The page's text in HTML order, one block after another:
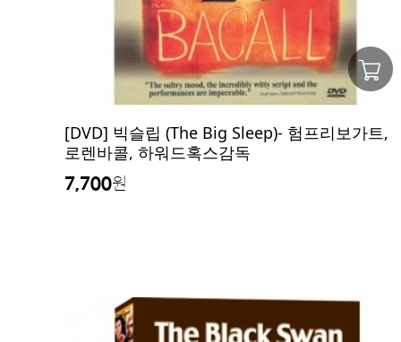
[DVD] 빅슬립 (The Big Sleep)- 험프리보가트,
로렌바콜, 하워드혹스감독
7,700원